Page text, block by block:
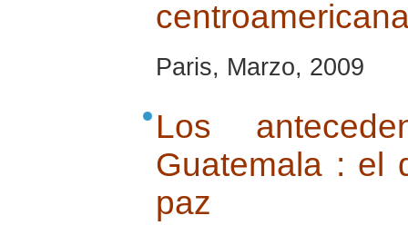
Paris, Marzo, 2009
Los
Guatemala : el
paz